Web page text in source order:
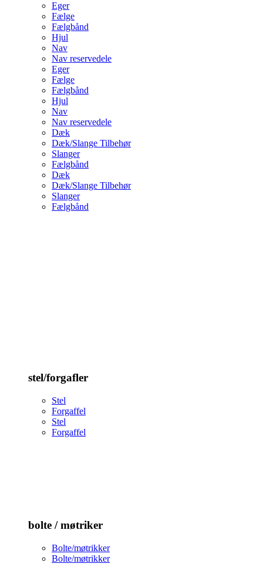
Eger
Fælge
Fælgbånd
Hjul
Nav
Nav reservedele
Eger
Fælge
Fælgbånd
Hjul
Nav
Nav reservedele
Dæk
Dæk/Slange Tilbehør
Slanger
Fælgbånd
Dæk
Dæk/Slange Tilbehør
Slanger
Fælgbånd
stel/forgafler
Stel
Forgaffel
Stel
Forgaffel
bolte / møtriker
Bolte/møtrikker
Bolte/møtrikker